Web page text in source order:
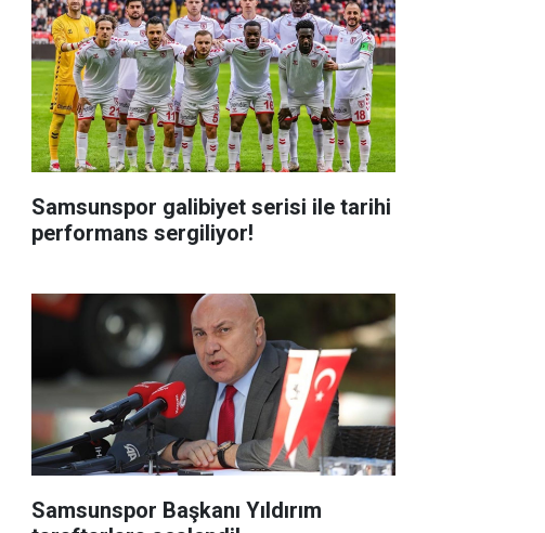
Samsunspor galibiyet serisi ile tarihi
performans sergiliyor!
Samsunspor Başkanı Yıldırım